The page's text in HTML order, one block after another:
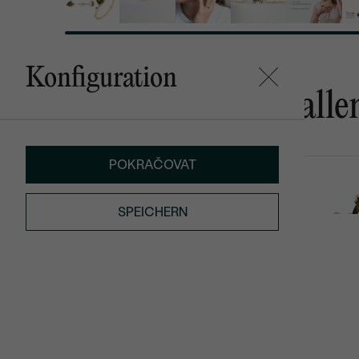
Konfiguration
POKRAČOVAT
SPEICHERN
Das könnte Ihnen
von € 1 929